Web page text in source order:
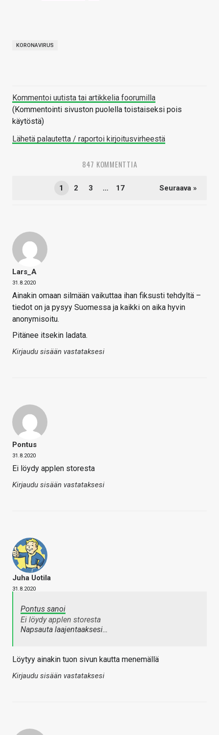
KORONAVIRUS
Kommentoi uutista tai artikkelia foorumilla
(Kommentointi sivuston puolella toistaiseksi pois
käytöstä)
Lähetä palautetta / raportoi kirjoitusvirheestä
847 KOMMENTTIA
1 2 3 … 17 Seuraava »
Lars_A
31.8.2020
Ainakin omaan silmään vaikuttaa ihan fiksusti tehdyltä –
tiedot on ja pysyy Suomessa ja kaikki on aika hyvin
anonymisoitu.
Pitänee itsekin ladata.
Kirjaudu sisään vastataksesi
Pontus
31.8.2020
Ei löydy applen storesta
Kirjaudu sisään vastataksesi
Juha Uotila
31.8.2020
Pontus sanoi
Ei löydy applen storesta
Napsauta laajentaaksesi…
Löytyy ainakin tuon sivun kautta menemällä
Kirjaudu sisään vastataksesi